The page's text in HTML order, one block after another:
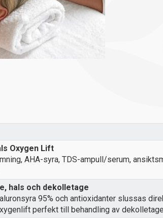
Oxygen Lift
AHA-syra, TDS-ampull/serum,
hals och dekolletage
95% och antioxidanter slussas
perfekt till behandling av